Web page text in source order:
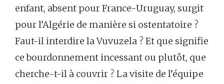
enfant, absent pour France-Uruguay, surgit
pour l’Algérie de manière si ostentatoire ?
Faut-il interdire la Vuvuzela ? Et que signifie
ce bourdonnement incessant ou plutôt, que
cherche-t-il à couvrir ? La visite de l’équipe